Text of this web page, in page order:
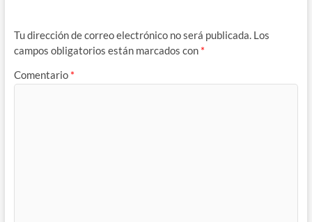
Tu dirección de correo electrónico no será publicada. Los
campos obligatorios están marcados con *
Comentario *